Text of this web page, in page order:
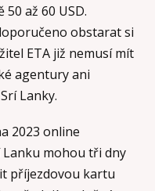
až 60 USD.
obstarat si
ETA již nemusí mít
agentury ani
Lanky.
2023 online
mohou tři dny
příjezdovou kartu